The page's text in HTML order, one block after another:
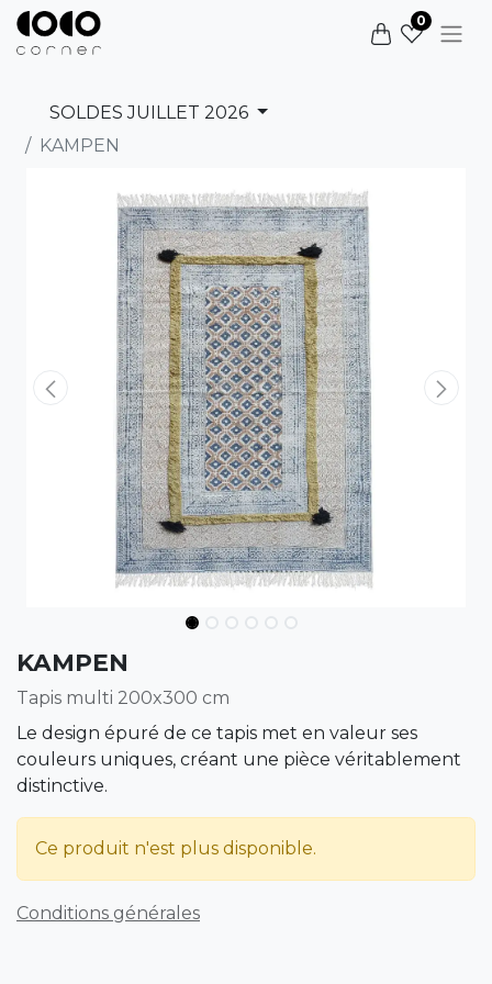
0
SOLDES JUILLET 2026
KAMPEN
KAMPEN
Tapis multi 200x300 cm
Le design épuré de ce tapis met en valeur ses
couleurs uniques, créant une pièce véritablement
distinctive.
Ce produit n'est plus disponible.
Conditions générales